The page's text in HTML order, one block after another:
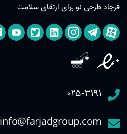
فرجاد طرحی نو برای ارتقای سلامت
۰۲۵-۳۱۹۱
info@farjadgroup.com